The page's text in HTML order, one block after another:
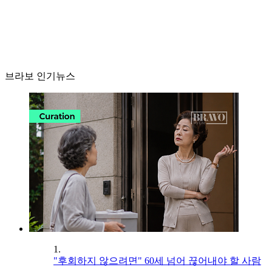
브라보 인기뉴스
1.
"후회하지 않으려면" 60세 넘어 끊어내야 할 사람